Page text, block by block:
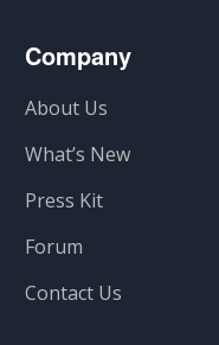
Company
About Us
What’s New
Press Kit
Forum
Contact Us